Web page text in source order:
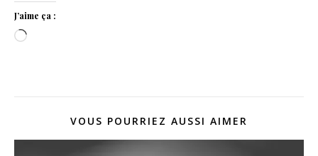
J’aime ça :
Chargement…
VOUS POURRIEZ AUSSI AIMER